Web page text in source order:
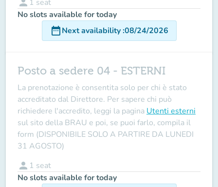
1 seat
No slots available for today
date_rangeNext availability:08/24/2026
Posto a sedere 04 - ESTERNI
La prenotazione è consentita solo per chi è stato
accreditato dal Direttore. Per sapere chi può
richiedere l'accredito, leggi la pagina Utenti esterni
sul sito della BRAU e poi, se puoi farlo, compila il
form (DISPONIBILE SOLO A PARTIRE DA LUNEDI
31 AGOSTO)
person 1 seat
No slots available for today